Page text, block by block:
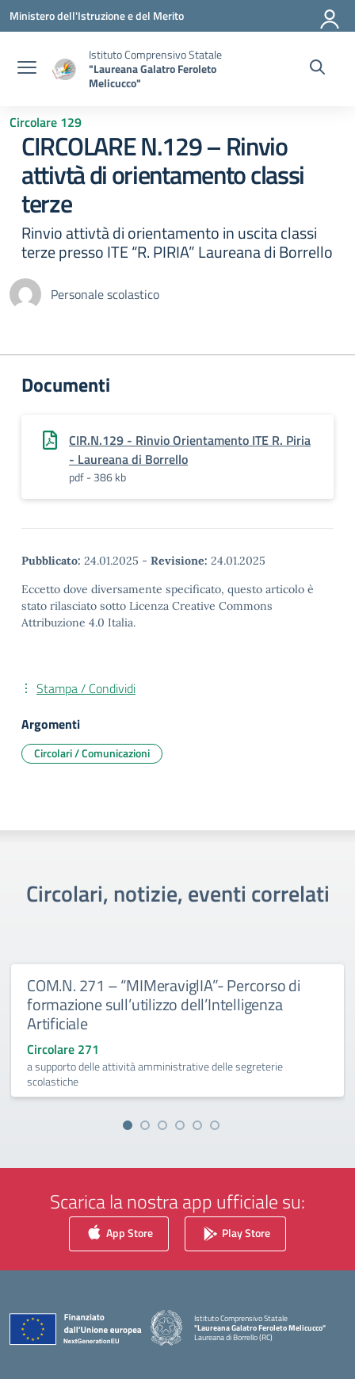
Vai ai contenuti
Vai al menu di navigazione
Vai al footer
Ministero dell'Istruzione e del Merito
Istituto Comprensivo Statale
"Laureana Galatro Feroleto
Melicucco"
Circolare 129
CIRCOLARE N.129 – Rinvio
attivtà di orientamento classi
terze
Rinvio attivtà di orientamento in uscita classi
terze presso ITE “R. PIRIA” Laureana di Borrello
Personale scolastico
Documenti
CIR.N.129 - Rinvio Orientamento ITE R. Piria
- Laureana di Borrello
pdf - 386 kb
Pubblicato: 24.01.2025 - Revisione: 24.01.2025
Eccetto dove diversamente specificato, questo articolo è
stato rilasciato sotto Licenza Creative Commons
Attribuzione 4.0 Italia.
Stampa / Condividi
Argomenti
Circolari / Comunicazioni
Circolari, notizie, eventi correlati
COM.N. 271 – “MIMeraviglIA”- Percorso di
formazione sull’utilizzo dell’Intelligenza
Artificiale
Circolare 271
a supporto delle attività amministrative delle segreterie
scolastiche
Scarica la nostra app ufficiale su:
App Store Play Store
Istituto Comprensivo Statale
"Laureana Galatro Feroleto Melicucco"
Laureana di Borrello (RC)